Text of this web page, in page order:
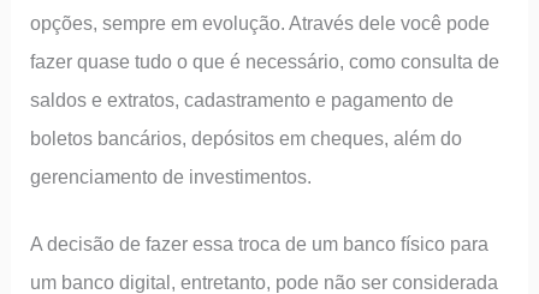
opções, sempre em evolução. Através dele você pode
fazer quase tudo o que é necessário, como consulta de
saldos e extratos, cadastramento e pagamento de
boletos bancários, depósitos em cheques, além do
gerenciamento de investimentos.
A decisão de fazer essa troca de um banco físico para
um banco digital, entretanto, pode não ser considerada